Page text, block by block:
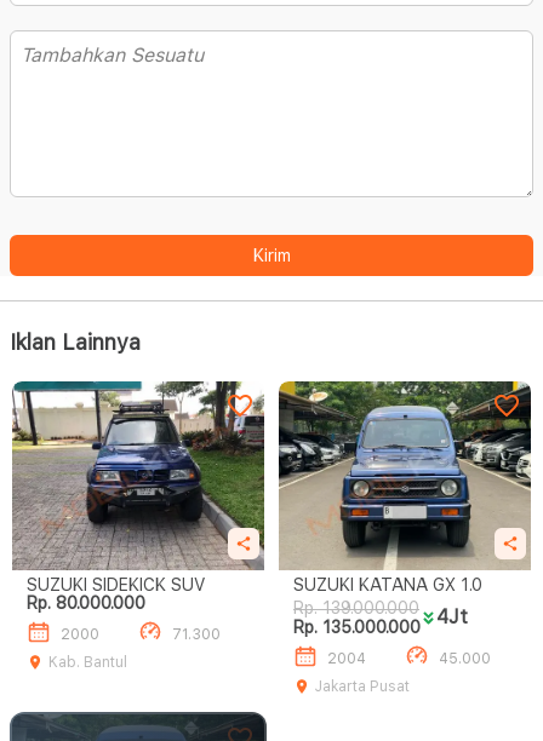
Kirim
Iklan Lainnya
SUZUKI SIDEKICK SUV
Rp. 80.000.000
2000
71.300
Kab. Bantul
SUZUKI KATANA GX 1.0
Rp. 139.000.000
Rp. 135.000.000
4Jt
2004
45.000
Jakarta Pusat